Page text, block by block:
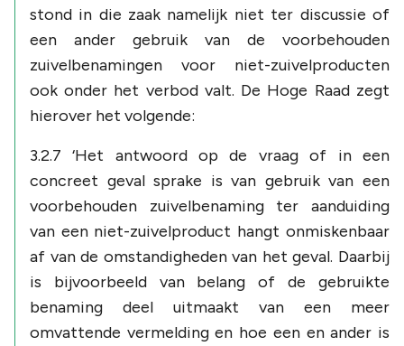
stond in die zaak namelijk niet ter discussie of
een ander gebruik van de voorbehouden
zuivelbenamingen voor niet-zuivelproducten
ook onder het verbod valt. De Hoge Raad zegt
hierover het volgende:
3.2.7 ‘Het antwoord op de vraag of in een
concreet geval sprake is van gebruik van een
voorbehouden zuivelbenaming ter aanduiding
van een niet-zuivelproduct hangt onmiskenbaar
af van de omstandigheden van het geval. Daarbij
is bijvoorbeeld van belang of de gebruikte
benaming deel uitmaakt van een meer
omvattende vermelding en hoe een en ander is